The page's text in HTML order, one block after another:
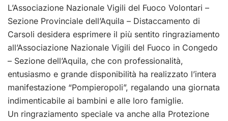
L’Associazione Nazionale Vigili del Fuoco Volontari –
Sezione Provinciale dell’Aquila – Distaccamento di
Carsoli desidera esprimere il più sentito ringraziamento
all’Associazione Nazionale Vigili del Fuoco in Congedo
– Sezione dell’Aquila, che con professionalità,
entusiasmo e grande disponibilità ha realizzato l’intera
manifestazione “Pompieropoli”, regalando una giornata
indimenticabile ai bambini e alle loro famiglie.
Un ringraziamento speciale va anche alla Protezione